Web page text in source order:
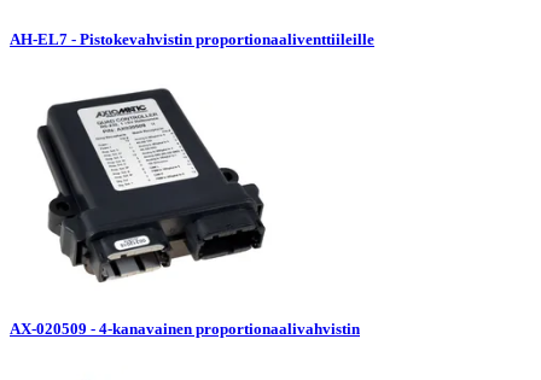
AH-EL7 - Pistokevahvistin proportionaaliventtiileille
AX-020509 - 4-kanavainen proportionaalivahvistin